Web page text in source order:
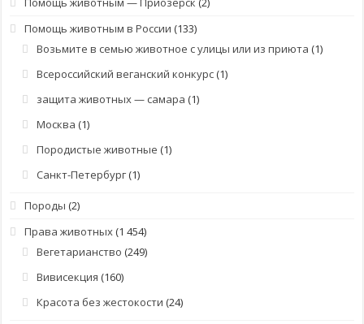
Помощь животным в России (133)
Возьмите в семью животное с улицы или из приюта (1)
Всероссийский веганский конкурс(1)
защита животных — самара (1)
Москва (1)
Породистые животные (1)
Санкт-Петербург(1)
Породы (2)
Права животных(1 454)
Вегетарианство (249)
Вивисекция (160)
Красота без жестокости (24)